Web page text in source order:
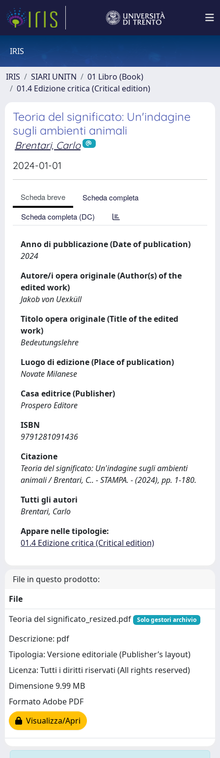
IRIS
IRIS SIARI UNITN
01 Libro (Book)
01.4 Edizione critica (Critical edition)
Teoria del significato: Un'indagine
sugli ambienti animali
Brentari, Carlo
2024-01-01
Scheda breve
Scheda completa
Scheda completa (DC)
Anno di pubblicazione (Date of publication)
2024
Autore/i opera originale (Author(s) of the
edited work)
Jakob von Uexküll
Titolo opera originale (Title of the edited
work)
Bedeutungslehre
Luogo di edizione (Place of publication)
Novate Milanese
Casa editrice (Publisher)
Prospero Editore
ISBN
9791281091436
Citazione
Teoria del significato: Un'indagine sugli ambienti
animali / Brentari, C.. - STAMPA. - (2024), pp. 1-180.
Tutti gli autori
Brentari, Carlo
Appare nelle tipologie:
01.4 Edizione critica (Critical edition)
File in questo prodotto:
File
Teoria del significato_resized.pdf
Solo gestori archivio
Descrizione: pdf
Tipologia: Versione editoriale (Publisher’s layout)
Licenza: Tutti i diritti riservati (All rights reserved)
Dimensione 9.99 MB
Formato Adobe PDF
Visualizza/Apri